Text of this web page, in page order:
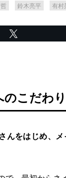
鈴木亮平 有村
こだわり
んをはじめ、